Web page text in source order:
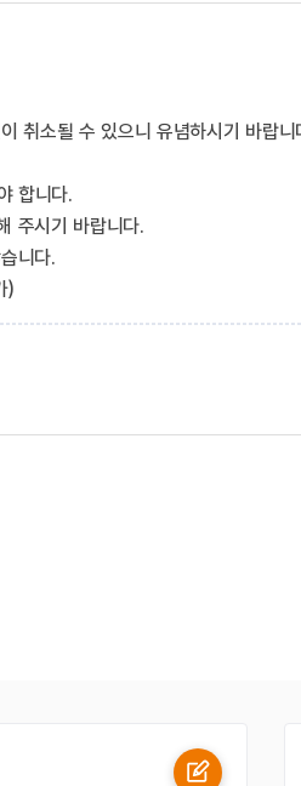
취소될 수 있으니 유념하시기 바랍니
합니다.
주시기 바랍니다.
니다.
)